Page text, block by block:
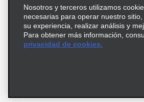
Términos de uso
Política de
© 2026 Enterprise Holdings, Inc. Todos
Nosotros y terceros utilizamos
necesarias para operar nuestro
su experiencia, realizar análisis y
Para obtener más información,
privacidad de cookies.